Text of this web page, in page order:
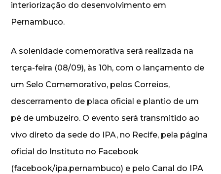
interiorização do desenvolvimento em
Pernambuco.
A solenidade comemorativa será realizada na
terça-feira (08/09), às 10h, com o lançamento de
um Selo Comemorativo, pelos Correios,
descerramento de placa oficial e plantio de um
pé de umbuzeiro. O evento será transmitido ao
vivo direto da sede do IPA, no Recife, pela página
oficial do Instituto no Facebook
(facebook/ipa.pernambuco) e pelo Canal do IPA